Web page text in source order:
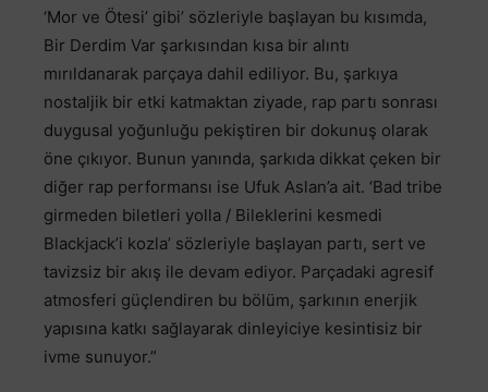
‘Mor ve Ötesi’ gibi’ sözleriyle başlayan bu kısımda,
Bir Derdim Var şarkısından kısa bir alıntı
mırıldanarak parçaya dahil ediliyor. Bu, şarkıya
nostaljik bir etki katmaktan ziyade, rap partı sonrası
duygusal yoğunluğu pekiştiren bir dokunuş olarak
öne çıkıyor. Bunun yanında, şarkıda dikkat çeken bir
diğer rap performansı ise Ufuk Aslan’a ait. ‘Bad tribe
girmeden biletleri yolla / Bileklerini kesmedi
Blackjack’i kozla’ sözleriyle başlayan partı, sert ve
tavizsiz bir akış ile devam ediyor. Parçadaki agresif
atmosferi güçlendiren bu bölüm, şarkının enerjik
yapısına katkı sağlayarak dinleyiciye kesintisiz bir
ivme sunuyor.”